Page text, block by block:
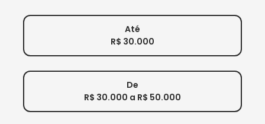
Até
R$ 30.000
De
R$ 30.000 a R$ 50.000